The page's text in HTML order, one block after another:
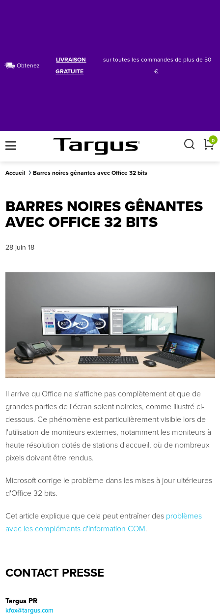
Obtenez
LIVRAISON
GRATUITE
sur toutes les commandes de plus de 50
€.
× 0
Accueil Barres noires gênantes avec Office 32 bits
BARRES NOIRES GÊNANTES
AVEC OFFICE 32 BITS
28 juin 18
Il arrive qu'Office ne s'affiche pas complètement et que de
grandes parties de l'écran soient noircies, comme illustré ci-
dessous. Ce phénomène est particulièrement visible lors de
l'utilisation de moniteurs externes, notamment les moniteurs à
haute résolution dotés de stations d'accueil, où de nombreux
pixels doivent être rendus.
Microsoft corrige le problème dans les mises à jour ultérieures
d'Office 32 bits.
Cet article explique que cela peut entraîner des problèmes
avec les compléments d'information COM.
CONTACT PRESSE
Targus PR
kfox@targus.com